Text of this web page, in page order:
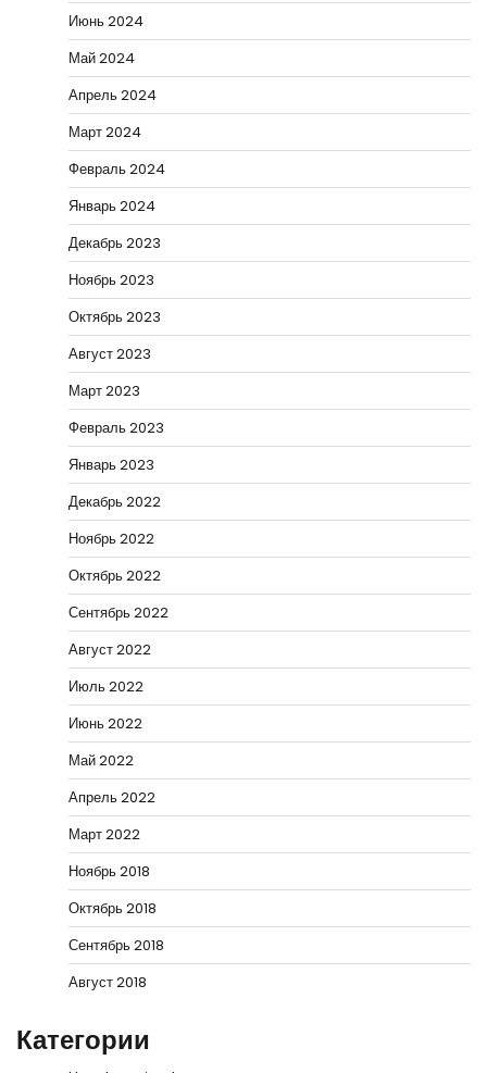
Июнь 2024
Май 2024
Апрель 2024
Март 2024
Февраль 2024
Январь 2024
Декабрь 2023
Ноябрь 2023
Октябрь 2023
Август 2023
Март 2023
Февраль 2023
Январь 2023
Декабрь 2022
Ноябрь 2022
Октябрь 2022
Сентябрь 2022
Август 2022
Июль 2022
Июнь 2022
Май 2022
Апрель 2022
Март 2022
Ноябрь 2018
Октябрь 2018
Сентябрь 2018
Август 2018
Категории